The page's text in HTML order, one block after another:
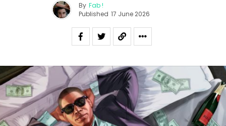
By Fab !
Published 17 June 2026